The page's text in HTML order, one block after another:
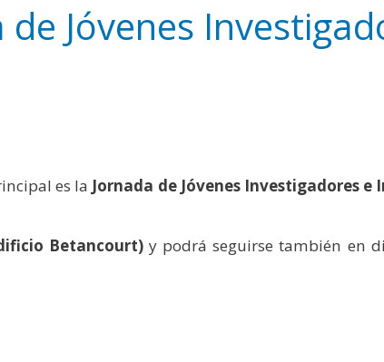
de Jóvenes
es la Jornada de Jóvenes Investigadores e
Betancourt) y podrá seguirse también en